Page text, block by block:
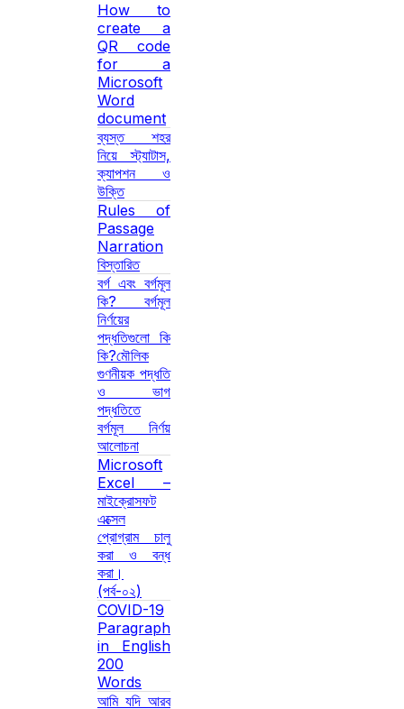
How to
create a
QR code
for a
Microsoft
Word
document
ব্যস্ত শহর
নিয়ে স্ট্যাটাস,
ক্যাপশন ও
উক্তি
Rules of
Passage
Narration
বিস্তারিত
বর্গ এবং বর্গমূল
কি? বর্গমূল
নির্ণয়ের
পদ্ধতিগুলো কি
কি?মৌলিক
গুণনীয়ক পদ্ধতি
ও ভাগ
পদ্ধতিতে
বর্গমূল নির্ণয়
আলোচনা
Microsoft
Excel –
মাইক্রোসফট
এক্সেল
প্রোগ্রাম চালু
করা ও বন্ধ
করা।
(পর্ব-০২)
COVID-19
Paragraph
in English
200
Words
আমি যদি আরব